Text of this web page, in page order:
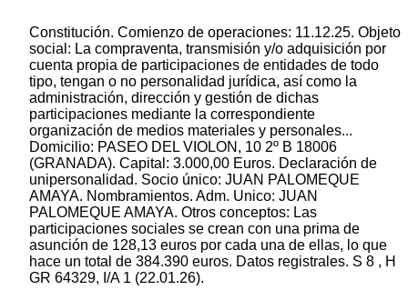
Constitución. Comienzo de operaciones: 11.12.25. Objeto
social: La compraventa, transmisión y/o adquisición por
cuenta propia de participaciones de entidades de todo
tipo, tengan o no personalidad jurídica, así como la
administración, dirección y gestión de dichas
participaciones mediante la correspondiente
organización de medios materiales y personales...
Domicilio: PASEO DEL VIOLON, 10 2º B 18006
(GRANADA). Capital: 3.000,00 Euros. Declaración de
unipersonalidad. Socio único: JUAN PALOMEQUE
AMAYA. Nombramientos. Adm. Unico: JUAN
PALOMEQUE AMAYA. Otros conceptos: Las
participaciones sociales se crean con una prima de
asunción de 128,13 euros por cada una de ellas, lo que
hace un total de 384.390 euros. Datos registrales. S 8 , H
GR 64329, I/A 1 (22.01.26).